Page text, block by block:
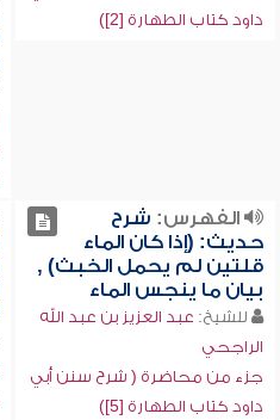
داود كتاب الطهارة [2])
الفهرس: شرح
حديث: (إذا كان الماء
قلتين لم يحمل الخبث) ,
بيان ما ينجس الماء
للشيخ: عبد العزيز بن عبد الله
الراجحي
جزء من محاضرة ( شرح سنن أبي
داود كتاب الطهارة [5])